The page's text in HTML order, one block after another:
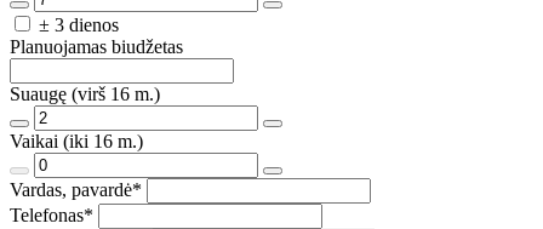
± 3 dienos
Planuojamas biudžetas
Suaugę (virš 16 m.)
Vaikai (iki 16 m.)
Vardas, pavardė*
Telefonas*